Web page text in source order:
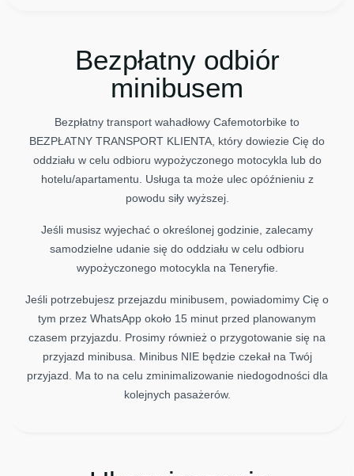
Bezpłatny odbiór
minibusem
Bezpłatny transport wahadłowy Cafemotorbike to
BEZPŁATNY TRANSPORT KLIENTA, który dowiezie Cię do
oddziału w celu odbioru wypożyczonego motocykla lub do
hotelu/apartamentu. Usługa ta może ulec opóźnieniu z
powodu siły wyższej.
Jeśli musisz wyjechać o określonej godzinie, zalecamy
samodzielne udanie się do oddziału w celu odbioru
wypożyczonego motocykla na Teneryfie.
Jeśli potrzebujesz przejazdu minibusem, powiadomimy Cię o
tym przez WhatsApp około 15 minut przed planowanym
czasem przyjazdu. Prosimy również o przygotowanie się na
przyjazd minibusa. Minibus NIE będzie czekał na Twój
przyjazd. Ma to na celu zminimalizowanie niedogodności dla
kolejnych pasażerów.